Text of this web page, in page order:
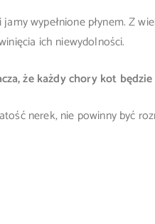
wypełnione płynem. Z
ich niewydolności.
że każdy chory kot
nerek, nie powinny być